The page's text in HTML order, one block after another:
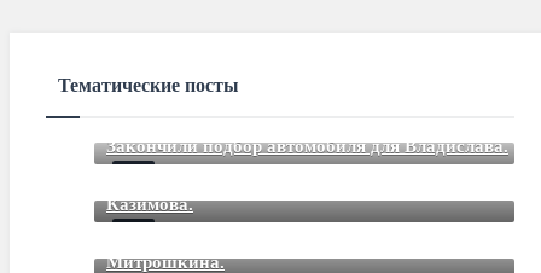
Тематические посты
Закончили подбор автомобиля для Владислава.
Казимова.
Митрошкина.